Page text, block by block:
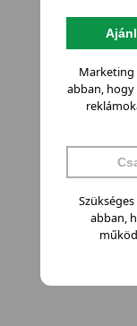
Marketing
abban, hogy
abban,